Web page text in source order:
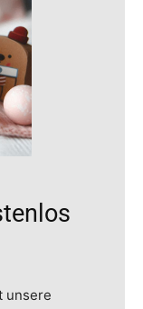
unsere